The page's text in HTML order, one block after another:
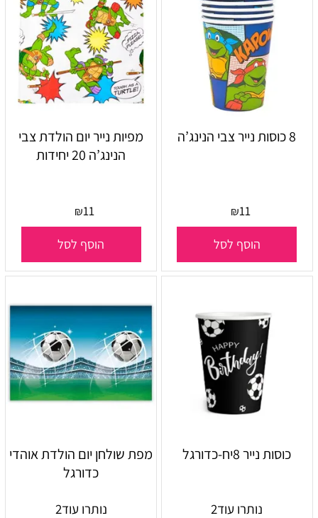
8 כוסות נייר צבי הנינג’ה
₪11
הוסף לסל
מפיות נייר יום הולדת צבי
הנינג’ה 20 יחידות
₪11
הוסף לסל
כוסות נייר 8יח-כדורגל
נותרו עוד2
מפת שולחן יום הולדת אוהדי
כדורגל
נותרו עוד2